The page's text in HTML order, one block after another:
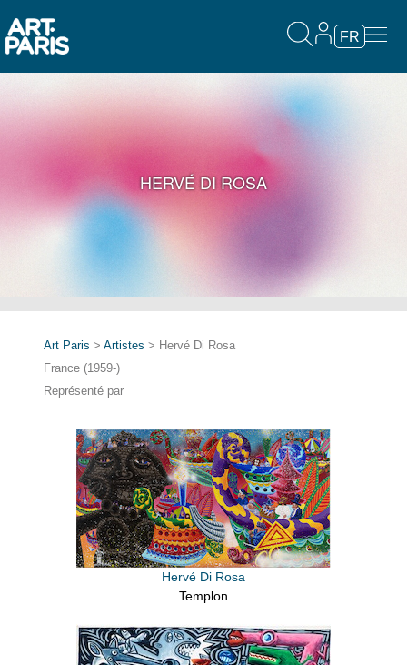
FR
HERVÉ DI ROSA
Art Paris > Artistes > Hervé Di Rosa
France (1959-)
Représenté par
Hervé Di Rosa
Templon